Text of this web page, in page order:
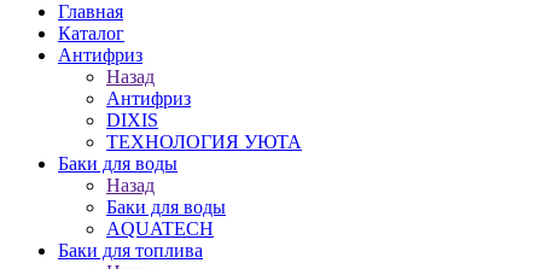
Главная
Каталог
Антифриз
Назад
Антифриз
DIXIS
ТЕХНОЛОГИЯ УЮТА
Баки для воды
Назад
Баки для воды
AQUATECH
Баки для топлива